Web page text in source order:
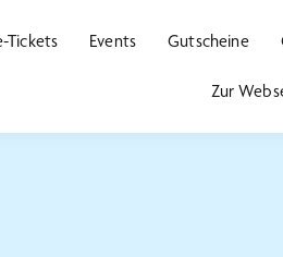
Tickets Events Gutscheine
Zur